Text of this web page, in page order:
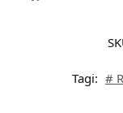
Tagi: #